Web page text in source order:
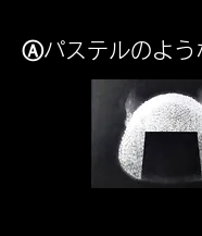
Ⓐパステルのよう